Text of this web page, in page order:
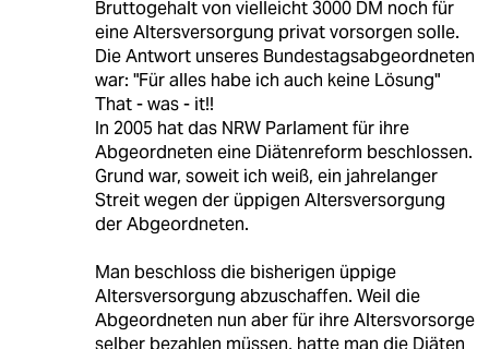
Bruttogehalt von vielleicht 3000 DM noch für
eine Altersversorgung privat vorsorgen solle.
Die Antwort unseres Bundestagsabgeordneten
war: "Für alles habe ich auch keine Lösung"
That - was - it!!
In 2005 hat das NRW Parlament für ihre
Abgeordneten eine Diätenreform beschlossen.
Grund war, soweit ich weiß, ein jahrelanger
Streit wegen der üppigen Altersversorgung
der Abgeordneten.
Man beschloss die bisherigen üppige
Altersversorgung abzuschaffen. Weil die
Abgeordneten nun aber für ihre Altersvorsorge